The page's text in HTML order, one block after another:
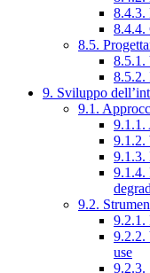
8.4.3.
8.4.4.
8.5.
8.5.1.
8.5.2.
9. Sviluppo
9.1.
9.1.1.
9.1.2.
9.1.3.
9.1.4.
9.2.
9.2.1.
9.2.2.
use
9.2.3.